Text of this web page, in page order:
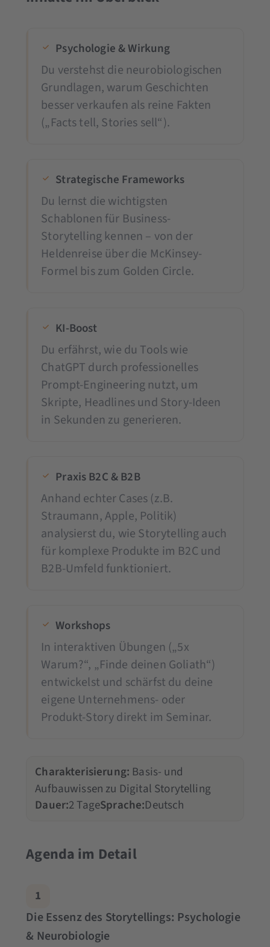
Psychologie & Wirkung
Du verstehst die neurobiologischen
Grundlagen, warum Geschichten
besser verkaufen als reine Fakten
(„Facts tell, Stories sell“).
Strategische Frameworks
Du lernst die wichtigsten
Schablonen für Business-
Storytelling kennen – von der
Heldenreise über die McKinsey-
Formel bis zum Golden Circle.
KI-Boost
Du erfährst, wie du Tools wie
ChatGPT durch professionelles
Prompt-Engineering nutzt, um
Skripte, Headlines und Story-Ideen
in Sekunden zu generieren.
Praxis B2C & B2B
Anhand echter Cases (z.B.
Straumann, Apple, Politik)
analysierst du, wie Storytelling auch
für komplexe Produkte im B2C und
B2B-Umfeld funktioniert.
Workshops
In interaktiven Übungen („5x
Warum?“, „Finde deinen Goliath“)
entwickelst und schärfst du deine
eigene Unternehmens- oder
Produkt-Story direkt im Seminar.
Charakterisierung: Basis- und
Aufbauwissen zu Digital Storytelling
Dauer:2 TageSprache:Deutsch
Agenda im Detail
1
Die Essenz des Storytellings: Psychologie
& Neurobiologie